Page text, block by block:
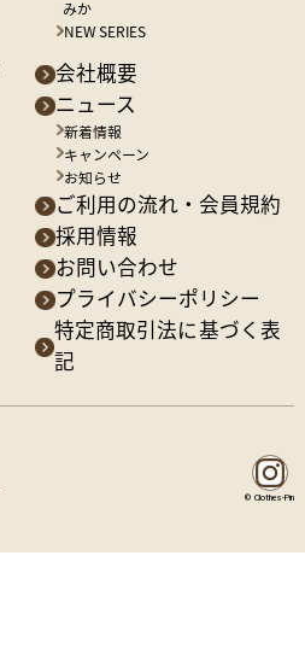
みか
NEW SERIES
会社概要
ニュース
新着情報
キャンペーン
お知らせ
ご利用の流れ・会員規約
採用情報
お問い合わせ
プライバシーポリシー
特定商取引法に基づく表
記
© Clothes-Pin